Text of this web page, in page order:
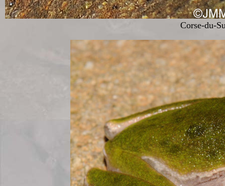
Corse-du-